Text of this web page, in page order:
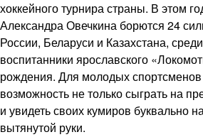
хоккейного турнира страны. В этом
Александра Овечкина борются 24
России, Беларуси и Казахстана,
воспитанники ярославского
рождения. Для молодых спортсменов
возможность не только сыграть на
и увидеть своих кумиров буквально
вытянутой руки.